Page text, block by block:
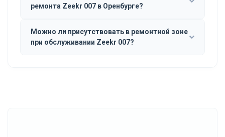
ремонта Zeekr 007 в Оренбурге?
Можно ли присутствовать в ремонтной зоне
при обслуживании Zeekr 007?